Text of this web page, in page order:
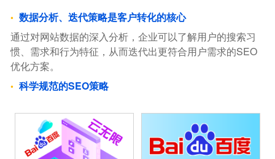
数据分析、迭代策略是客户转化的核心
通过对网站数据的深入分析，企业可以了解用户的搜索习
惯、需求和行为特征，从而迭代出更符合用户需求的SEO
优化方案。
科学规范的SEO策略